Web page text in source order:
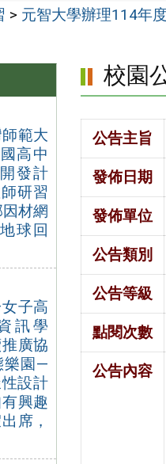
> 元智大學辦理114年
範大
高中
發計
研習
材網
球回
子高
訊學
廣協
樂園—
設計
興趣
席，
校園
公告主旨
發佈日期
發佈單位
公告類別
公告等級
點閱次數
公告內容